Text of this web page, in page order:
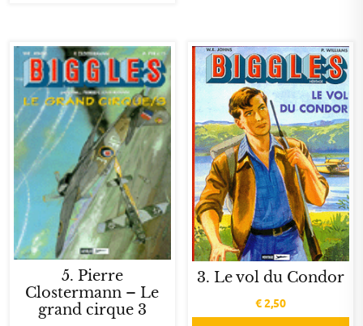
5. Pierre
Clostermann – Le
grand cirque 3
3. Le vol du Condor
€2,50